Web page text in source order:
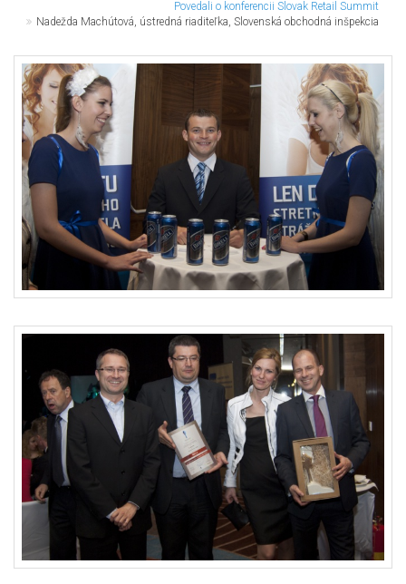
Povedali o konferencii Slovak Retail Summit
Nadežda Machútová, ústredná riaditeľka, Slovenská obchodná inšpekcia